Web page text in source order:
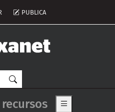
compte d'usuari
PUBLICA
principal de
recursos Show main